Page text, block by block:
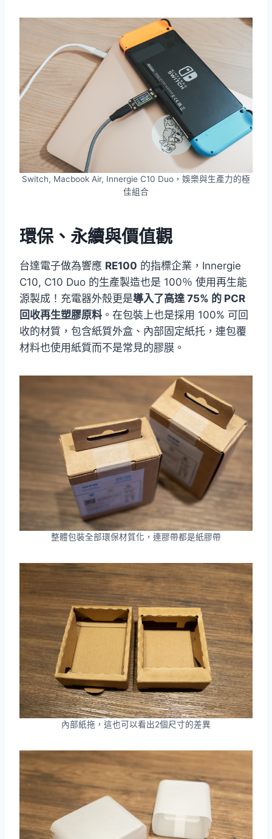
Switch, Macbook Air, Innergie C10 Duo，娛樂與生產力的極
佳組合
環保、永續與價值觀
台達電子做為響應 RE100 的指標企業，Innergie
C10, C10 Duo 的生產製造也是 100％ 使用再生能
源製成！充電器外殼更是導入了高達 75% 的 PCR
回收再生塑膠原料 。在包裝上也是採用 100% 可回
收的材質，包含紙質外盒、內部固定紙托，連包覆
材料也使用紙質而不是常見的膠膜。
整體包裝全部環保材質化，連膠帶都是紙膠帶
內部紙拖，這也可以看出2個尺寸的差異